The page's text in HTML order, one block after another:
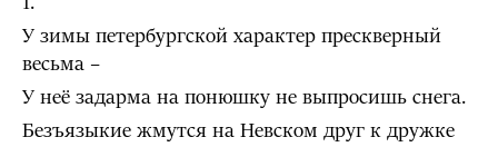
У зимы петербургской характер прескверный
весьма –
У неё задарма на понюшку не выпросишь снега.
Безъязыкие жмутся на Невском друг к дружке